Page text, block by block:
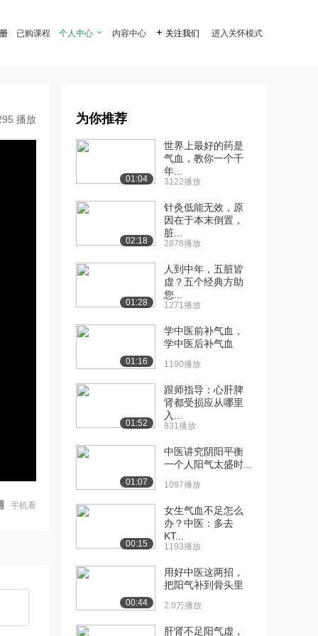
已购课程 个人中心  内容中心  关注我们 进入关怀模式
播放
手机看
为你推荐
01:04
世界上最好的药是
气血，教你一个千
年...
3122播放
02:18
针灸低能无效，原
因在于本末倒置，
脏...
2878播放
01:28
人到中年，五脏皆
虚？五个经典方助
您...
1271播放
01:16
学中医前补气血，
学中医后补气血
1190播放
01:52
跟师指导：心肝脾
肾都受损应从哪里
入...
831播放
01:07
中医讲究阴阳平衡
一个人阳气太盛时...
1097播放
00:15
女生气血不足怎么
办？中医：多去
KT...
1193播放
00:44
用好中医这两招，
把阳气补到骨头里
2.0万播放
肝肾不足阳气虚，